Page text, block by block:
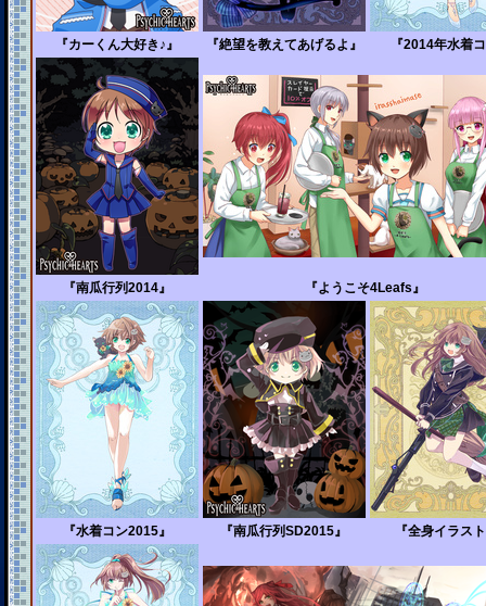
『カーくん大好き♪』 『絶望を教えてあげるよ』 『2014年水着
『南瓜行列2014』 『ようこそ4Leafs』
『水着コン2015』 『南瓜行列SD2015』 『全身イラス